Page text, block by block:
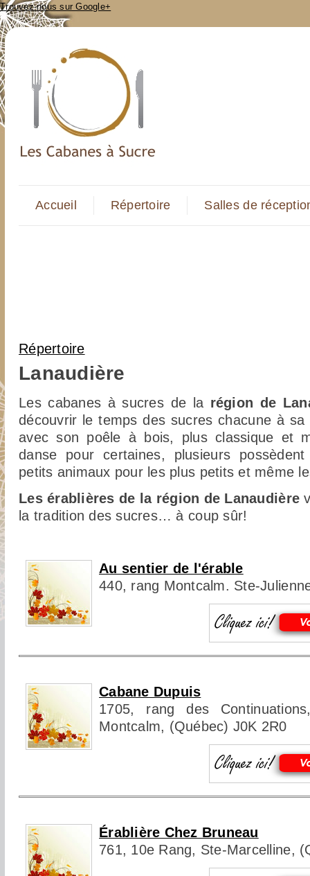
Trouvez-nous sur Google+
Accueil Répertoire Salles de
Vous êtes ici
Répertoire
Lanaudière
Les cabanes à sucres de la région de
découvrir le temps des sucres chacune à sa
avec son poêle à bois, plus classique et
danse pour certaines, plusieurs
petits animaux pour les plus petits et même
Les érablières de la région de Lanaudière
la tradition des sucres… à coup sûr!
Au sentier de l'érable
440, rang Montcalm. Ste-
Cabane Dupuis
1705, rang des
Montcalm, (Québec) J0K 2R0
Érablière Chez Bruneau
761, 10e Rang, Ste-Marcelline,